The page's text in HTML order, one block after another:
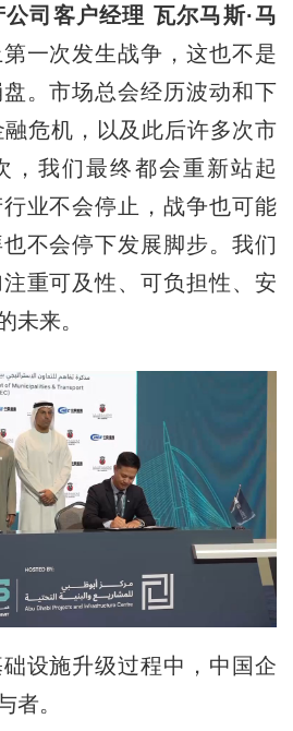
司客户经理 瓦尔马斯·马
一次发生战争，这也不是
。市场总会经历波动和下
危机，以及此后许多次市
，我们最终都会重新站起
业不会停止，战争也可能
不会停下发展脚步。我们
重可及性、可负担性、安
未来。
施升级过程中，中国企
者。